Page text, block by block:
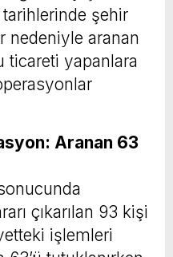
şehir
nedeniyle aranan
ticareti yapanlara
Aranan 63
çıkarılan 93 kişi
işlemleri